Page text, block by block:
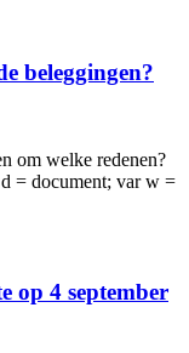
beleggingen?
om welke redenen?
= document; var w =
op 4 september